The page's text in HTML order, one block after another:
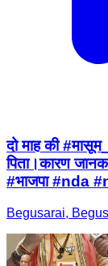
दो माह की
पिता।कारण
#भाजपा #nda
Begusarai,